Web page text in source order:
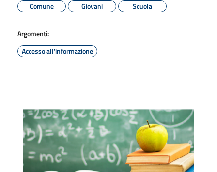
Comune
Giovani Scuola
Argomenti:
Accesso all'informazione